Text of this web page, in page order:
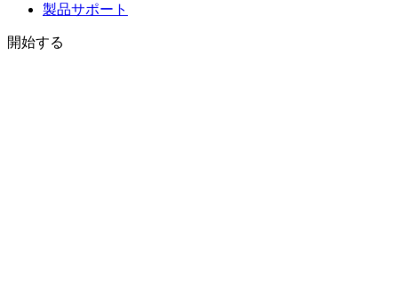
製品サポート
開始する